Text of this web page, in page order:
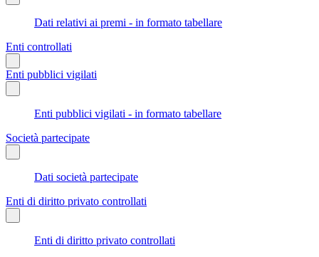
Dati relativi ai premi - in formato tabellare
Enti controllati
Enti pubblici vigilati
Enti pubblici vigilati - in formato tabellare
Società partecipate
Dati società partecipate
Enti di diritto privato controllati
Enti di diritto privato controllati